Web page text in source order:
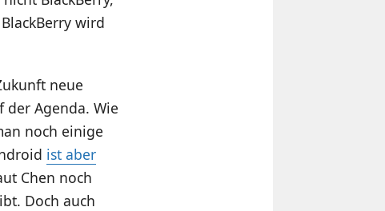
wird
neue
der Agenda. Wie
noch einige
ist aber
Chen noch
Doch auch